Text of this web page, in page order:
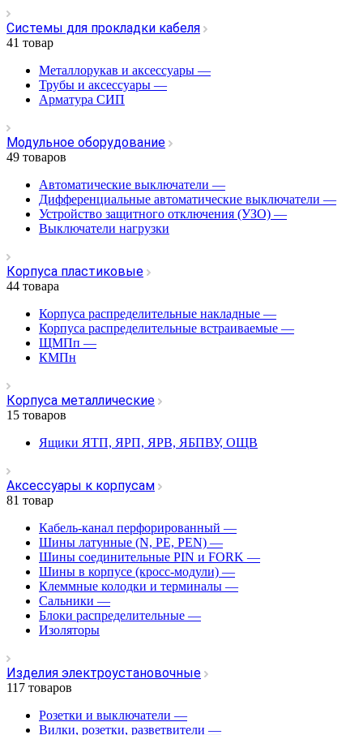
Системы для прокладки кабеля
41 товар
Металлорукав и аксессуары —
Трубы и аксессуары —
Арматура СИП
Модульное оборудование
49 товаров
Автоматические выключатели —
Дифференциальные автоматические выключатели —
Устройство защитного отключения (УЗО) —
Выключатели нагрузки
Корпуса пластиковые
44 товара
Корпуса распределительные накладные —
Корпуса распределительные встраиваемые —
ЩМПп —
КМПн
Корпуса металлические
15 товаров
Ящики ЯТП, ЯРП, ЯРВ, ЯБПВУ, ОЩВ
Аксессуары к корпусам
81 товар
Кабель-канал перфорированный —
Шины латунные (N, PE, PEN) —
Шины соединительные PIN и FORK —
Шины в корпусе (кросс-модули) —
Клеммные колодки и терминалы —
Сальники —
Блоки распределительные —
Изоляторы
Изделия электроустановочные
117 товаров
Розетки и выключатели —
Вилки, розетки, разветвители —